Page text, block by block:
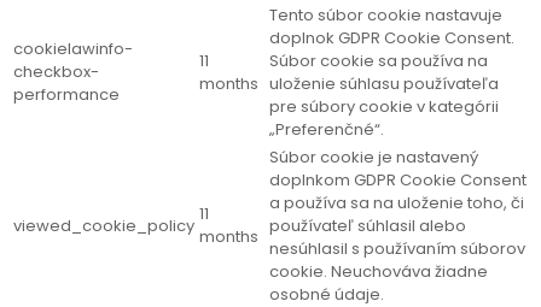
cookielawinfo-
checkbox-
performance
11
months
Tento súbor cookie nastavuje
doplnok GDPR Cookie Consent.
Súbor cookie sa používa na
uloženie súhlasu používateľa
pre súbory cookie v kategórii
„Preferenčné“.
viewed_cookie_policy
11
months
Súbor cookie je nastavený
doplnkom GDPR Cookie Consent
a používa sa na uloženie toho, či
používateľ súhlasil alebo
nesúhlasil s používaním súborov
cookie. Neuchováva žiadne
osobné údaje.